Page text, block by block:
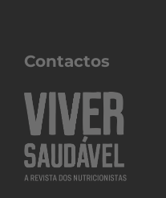
Contactos